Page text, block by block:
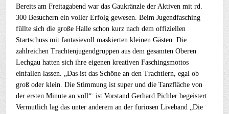
Bereits am Freitagabend war das Gaukränzle der Aktiven mit rd.
300 Besuchern ein voller Erfolg gewesen. Beim Jugendfasching
füllte sich die große Halle schon kurz nach dem offiziellen
Startschuss mit fantasievoll maskierten kleinen Gästen. Die
zahlreichen Trachtenjugendgruppen aus dem gesamten Oberen
Lechgau hatten sich ihre eigenen kreativen Faschingsmottos
einfallen lassen. „Das ist das Schöne an den Trachtlern, egal ob
groß oder klein. Die Stimmung ist super und die Tanzfläche von
der ersten Minute an voll“: ist Vorstand Gerhard Pichler begeistert.
Vermutlich lag das unter anderem an der furiosen Liveband „Die